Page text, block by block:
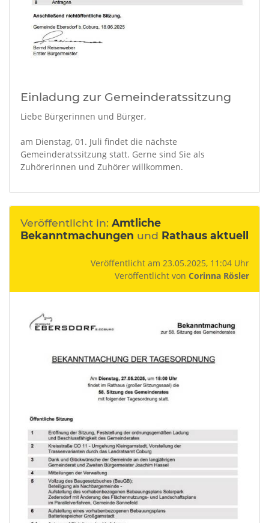
Einladung zur Gemeinderatssitzung
Liebe Bürgerinnen und Bürger,
am Dienstag, 01. Juli findet die nächste
Gemeinderatssitzung statt. Gerne sind Sie als
Zuhörerinnen und Zuhörer willkommen.
Veröffentlicht in: Amtliche
Bekanntmachungen und Rathaus aktuell
Veröffentlicht am 23.05.2025, 11:04 Uhr
Veröffentlicht von Corinna Rösler